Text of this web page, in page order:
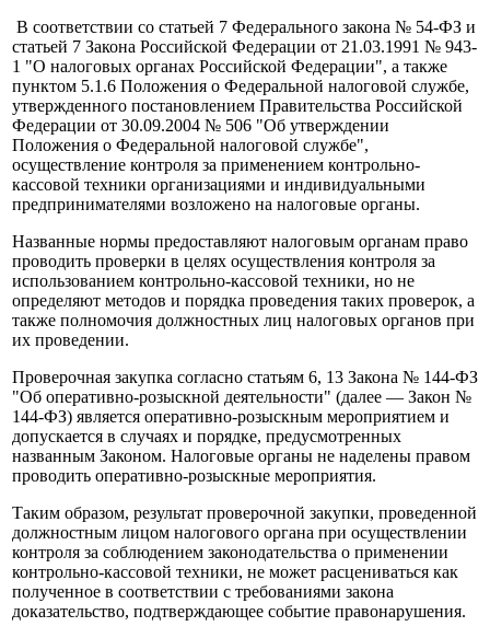
В соответствии со статьей 7 Федерального закона № 54-ФЗ и
статьей 7 Закона Российской Федерации от 21.03.1991 № 943-
1 "О налоговых органах Российской Федерации", а также
пунктом 5.1.6 Положения о Федеральной налоговой службе,
утвержденного постановлением Правительства Российской
Федерации от 30.09.2004 № 506 "Об утверждении
Положения о Федеральной налоговой службе",
осуществление контроля за применением контрольно-
кассовой техники организациями и индивидуальными
предпринимателями возложено на налоговые органы.
Названные нормы предоставляют налоговым органам право
проводить проверки в целях осуществления контроля за
использованием контрольно-кассовой техники, но не
определяют методов и порядка проведения таких проверок, а
также полномочия должностных лиц налоговых органов при
их проведении.
Проверочная закупка согласно статьям 6, 13 Закона № 144-ФЗ
"Об оперативно-розыскной деятельности" (далее — Закон №
144-ФЗ) является оперативно-розыскным мероприятием и
допускается в случаях и порядке, предусмотренных
названным Законом. Налоговые органы не наделены правом
проводить оперативно-розыскные мероприятия.
Таким образом, результат проверочной закупки, проведенной
должностным лицом налогового органа при осуществлении
контроля за соблюдением законодательства о применении
контрольно-кассовой техники, не может расцениваться как
полученное в соответствии с требованиями закона
доказательство, подтверждающее событие правонарушения.